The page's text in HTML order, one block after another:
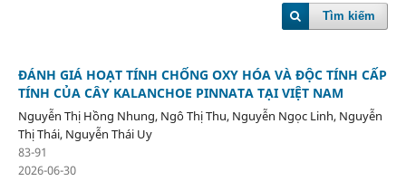
Tìm kiếm
ĐÁNH GIÁ HOẠT TÍNH CHỐNG OXY HÓA VÀ ĐỘC TÍNH CẤP
TÍNH CỦA CÂY KALANCHOE PINNATA TẠI VIỆT NAM
Nguyễn Thị Hồng Nhung, Ngô Thị Thu, Nguyễn Ngọc Linh, Nguyễn
Thị Thái, Nguyễn Thái Uy
83-91
2026-06-30